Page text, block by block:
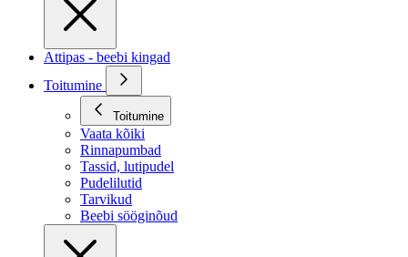
Attipas - beebi kingad
Toitumine
Toitumine
Vaata kõiki
Rinnapumbad
Tassid, lutipudel
Pudelilutid
Tarvikud
Beebi sööginõud